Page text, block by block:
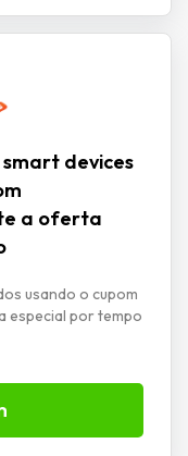
smart devices
a oferta
usando o cupom
especial por tempo